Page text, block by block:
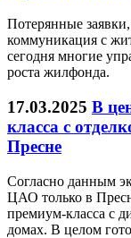
Потерянные
коммуникация с
сегодня многие
роста жилфонда.
17.03.2025 В
класса с
Пресне
Согласно данным
ЦАО только в
премиум-класса с
домах. В целом